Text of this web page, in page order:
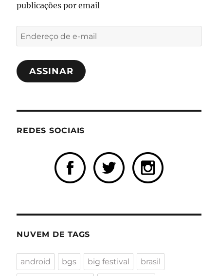
publicações por email
Endereço
de
e-
mailASSINAR
REDES SOCIAIS
NUVEM DE TAGS
android bgs big festival brasil